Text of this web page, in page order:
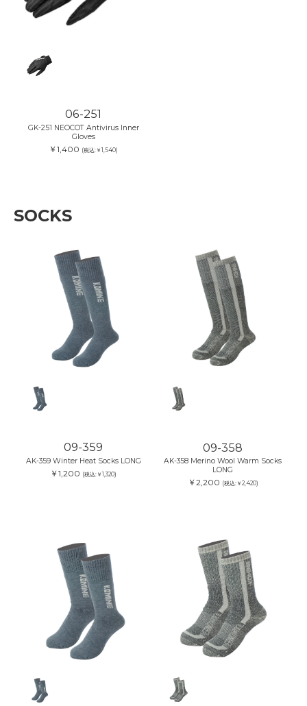
06-251
GK-251 NEOCOT Antivirus Inner
Gloves
￥1,400 (税込:￥1,540)
SOCKS
09-359
AK-359 Winter Heat Socks LONG
￥1,200 (税込:￥1,320)
09-358
AK-358 Merino Wool Warm Socks
LONG
￥2,200 (税込:￥2,420)